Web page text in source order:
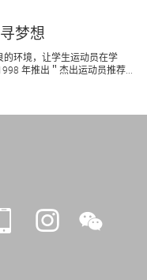
梦想
环境，让学生运动员在学
年推出＂杰出运动员推荐...
iPolyU Instagram微